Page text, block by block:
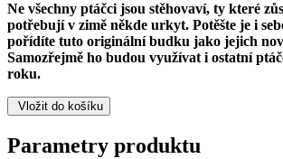
Ne všechny ptáčci jsou stěhovaví, ty které
potřebují v zimě někde urkyt. Potěšte je i
pořídíte tuto originální budku jako jejich
Samozřejmě ho budou využívat i ostatní
roku.
Vložit do košíku
Parametry produktu